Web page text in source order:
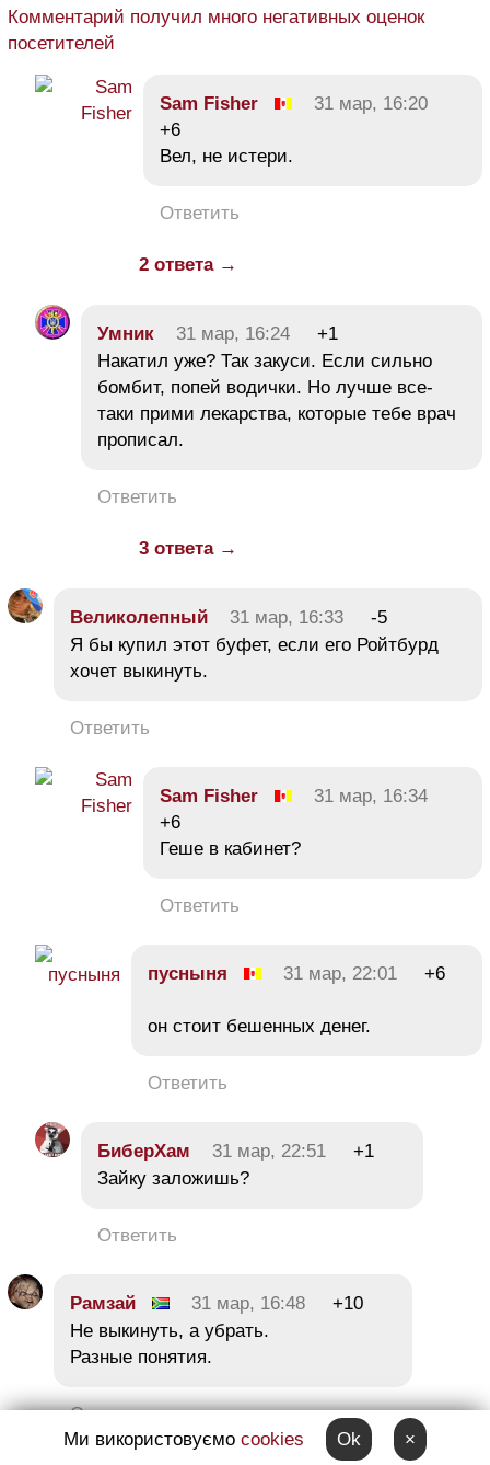
Комментарий получил много негативных оценок
посетителей
Sam Fisher
31 мар, 16:20
+6
Вел, не истери.
Ответить
2 ответа →
Умник 31 мар, 16:24
+1
Накатил уже? Так закуси. Если сильно
бомбит, попей водички. Но лучше все-
таки прими лекарства, которые тебе врач
прописал.
Ответить
3 ответа →
Великолепный 31 мар, 16:33
-5
Я бы купил этот буфет, если его Ройтбурд
хочет выкинуть.
Ответить
Sam Fisher
31 мар, 16:34
+6
Геше в кабинет?
Ответить
пусныня 31 мар, 22:01 +6
он стоит бешенных денег.
Ответить
БиберХам 31 мар, 22:51
+1
Зайку заложишь?
Ответить
Рамзай 31 мар, 16:48
+10
Не выкинуть, а убрать.
Разные понятия.
Ответить
Ми використовуємо cookies Ok ×